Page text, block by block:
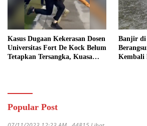
Kasus Dugaan Kekerasan Dosen
Universitas Fort De Kock Belum
Tetapkan Tersangka, Kuasa
Banjir di
Kembali
Popular Post